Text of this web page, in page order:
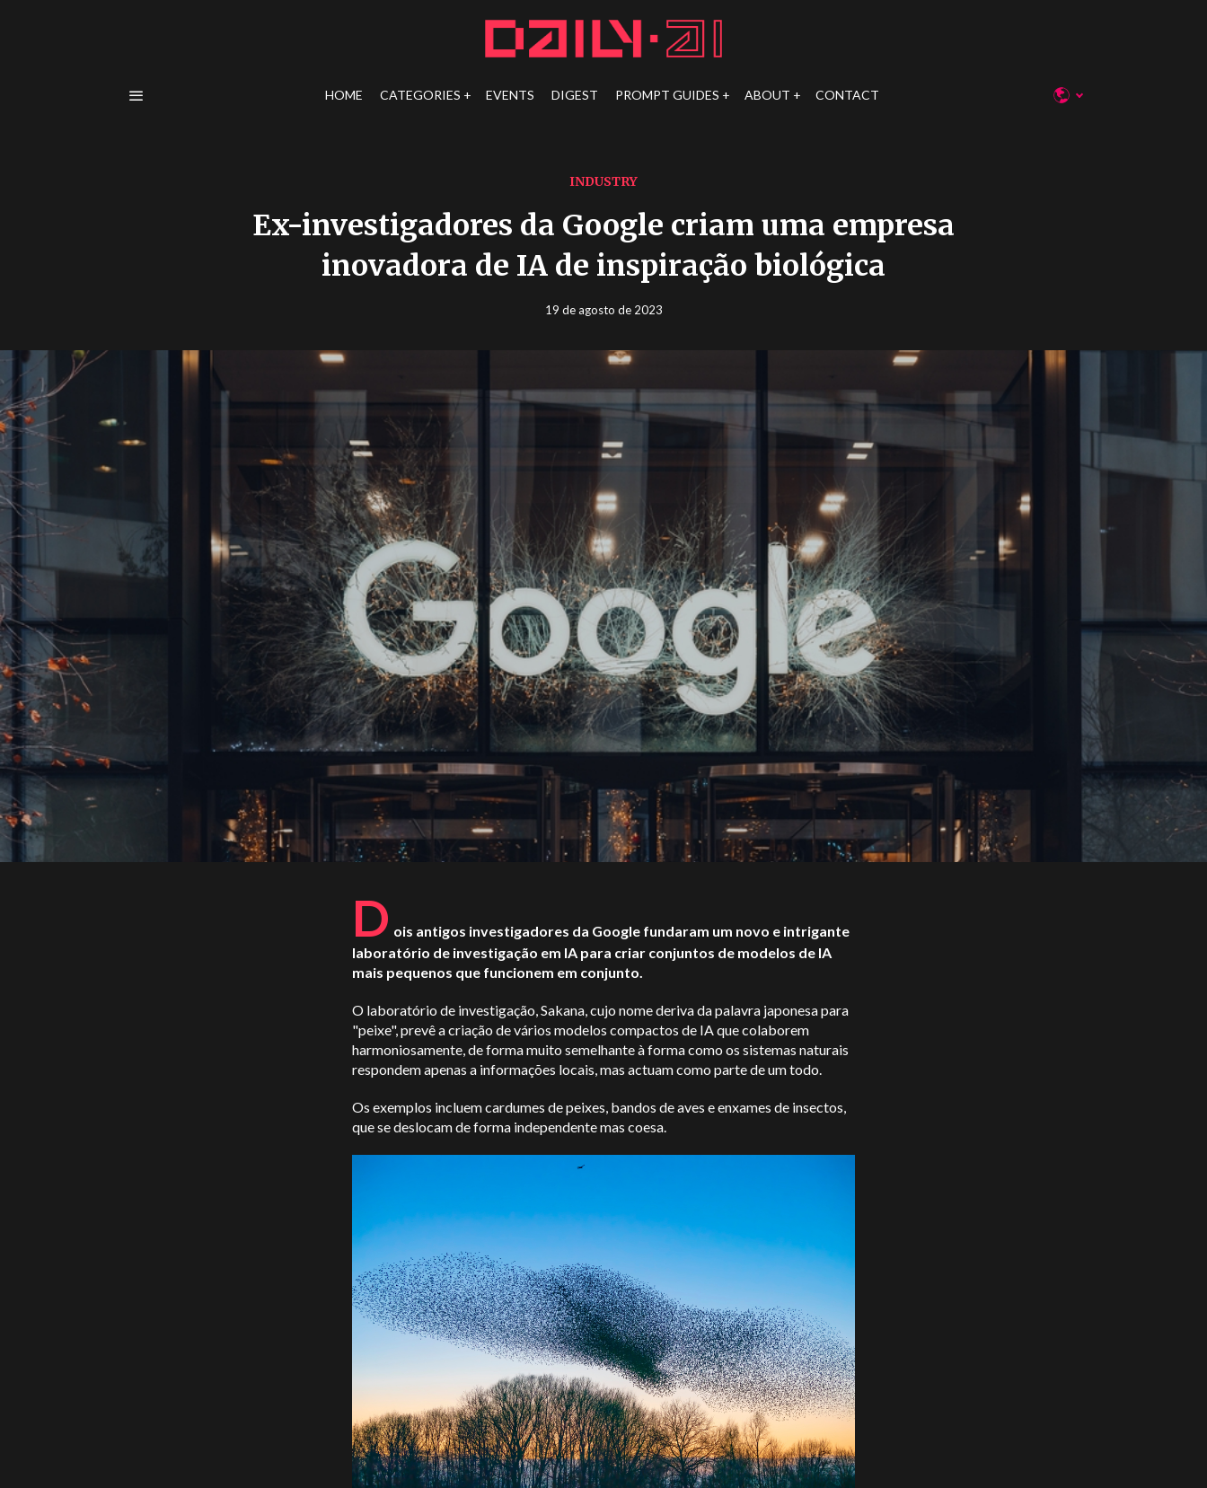
HOME CATEGORIES EVENTS DIGEST PROMPT GUIDES ABOUT CONTACT
INDUSTRY
Ex-investigadores da Google criam uma empresa
inovadora de IA de inspiração biológica
19 de agosto de 2023
D ois antigos investigadores da Google fundaram um novo e intrigante
laboratório de investigação em IA para criar conjuntos de modelos de IA
mais pequenos que funcionem em conjunto.
O laboratório de investigação, Sakana, cujo nome deriva da palavra japonesa para
"peixe", prevê a criação de vários modelos compactos de IA que colaborem
harmoniosamente, de forma muito semelhante à forma como os sistemas naturais
respondem apenas a informações locais, mas actuam como parte de um todo.
Os exemplos incluem cardumes de peixes, bandos de aves e enxames de insectos,
que se deslocam de forma independente mas coesa.